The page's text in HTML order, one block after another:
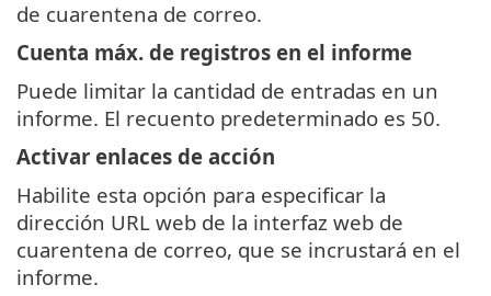
de cuarentena de correo.
Cuenta máx. de registros en el informe
Puede limitar la cantidad de entradas en un
informe. El recuento predeterminado es 50.
Activar enlaces de acción
Habilite esta opción para especificar la
dirección URL web de la interfaz web de
cuarentena de correo, que se incrustará en el
informe.